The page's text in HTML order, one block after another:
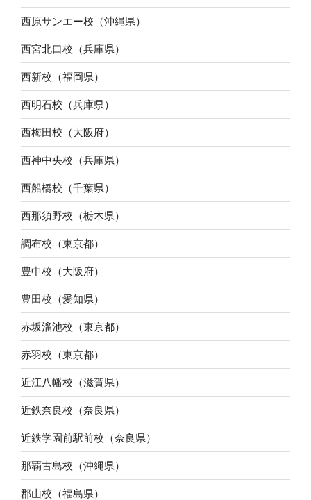
西原サンエー校（沖縄県）
西宮北口校（兵庫県）
西新校（福岡県）
西明石校（兵庫県）
西梅田校（大阪府）
西神中央校（兵庫県）
西船橋校（千葉県）
西那須野校（栃木県）
調布校（東京都）
豊中校（大阪府）
豊田校（愛知県）
赤坂溜池校（東京都）
赤羽校（東京都）
近江八幡校（滋賀県）
近鉄奈良校（奈良県）
近鉄学園前駅前校（奈良県）
那覇古島校（沖縄県）
郡山校（福島県）